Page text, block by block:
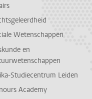
Wetenschappen
en
Studiecentrum Leiden
Academy